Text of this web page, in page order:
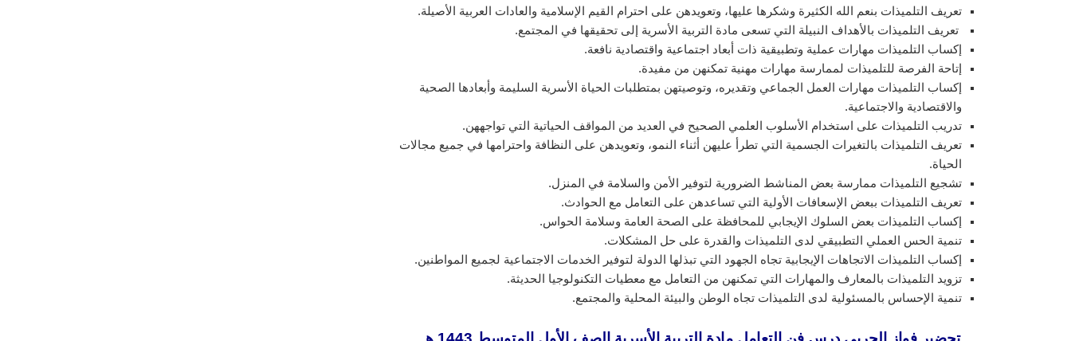
تعريف التلميذات بنعم الله الكثيرة وشكرها عليها، وتعويدهن على احترام القيم الإسلامية والعادات العربية الأصيلة.
تعريف التلميذات بالأهداف النبيلة التي تسعى مادة التربية الأسرية إلى تحقيقها في المجتمع.
إكساب التلميذات مهارات عملية وتطبيقية ذات أبعاد اجتماعية واقتصادية نافعة.
إتاحة الفرصة للتلميذات لممارسة مهارات مهنية تمكنهن من مفيدة.
إكساب التلميذات مهارات العمل الجماعي وتقديره، وتوصيتهن بمتطلبات الحياة الأسرية السليمة وأبعادها الصحية
والاقتصادية والاجتماعية.
تدريب التلميذات على استخدام الأسلوب العلمي الصحيح في العديد من المواقف الحياتية التي تواجههن.
تعريف التلميذات بالتغيرات الجسمية التي تطرأ عليهن أثناء النمو، وتعويدهن على النظافة واحترامها في جميع مجالات
الحياة.
تشجيع التلميذات ممارسة بعض المناشط الضرورية لتوفير الأمن والسلامة في المنزل.
تعريف التلميذات ببعض الإسعافات الأولية التي تساعدهن على التعامل مع الحوادث.
إكساب التلميذات بعض السلوك الإيجابي للمحافظة على الصحة العامة وسلامة الحواس.
تنمية الحس العملي التطبيقي لدى التلميذات والقدرة على حل المشكلات.
إكساب التلميذات الاتجاهات الإيجابية تجاه الجهود التي تبذلها الدولة لتوفير الخدمات الاجتماعية لجميع المواطنين.
تزويد التلميذات بالمعارف والمهارات التي تمكنهن من التعامل مع معطيات التكنولوجيا الحديثة.
تنمية الإحساس بالمسئولية لدى التلميذات تجاه الوطن والبيئة المحلية والمجتمع.